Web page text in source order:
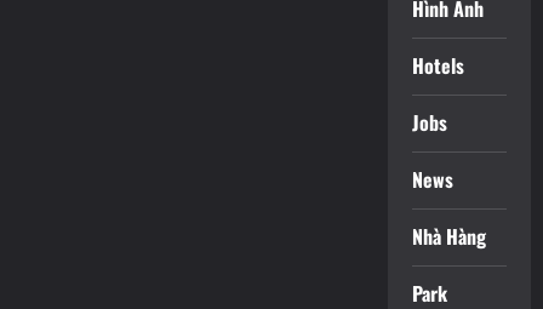
Hình Ảnh
Hotels
Jobs
News
Nhà Hàng
Park